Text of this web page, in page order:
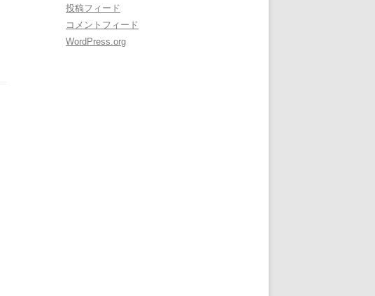
投稿フィード
コメントフィード
WordPress.org